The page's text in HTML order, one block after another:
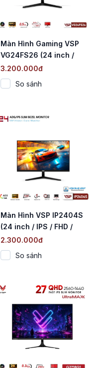
Màn Hình Gaming VSP
VG24FS26 (24 inch /
IPS / FHD / 260Hz /
0.5ms)
3.200.000đ
So sánh
Màn Hình VSP IP2404S
(24 inch / IPS / FHD /
120Hz / 1ms)
2.300.000đ
So sánh